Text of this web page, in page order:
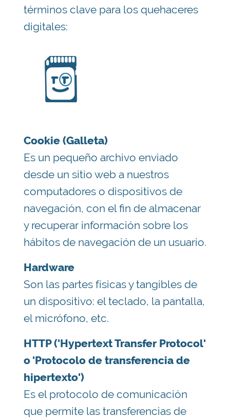
términos clave para los quehaceres
digitales:
Cookie (Galleta)
Es un pequeño archivo enviado
desde un sitio web a nuestros
computadores o dispositivos de
navegación, con el fin de almacenar
y recuperar información sobre los
hábitos de navegación de un usuario.
Hardware
Son las partes físicas y tangibles de
un dispositivo: el teclado, la pantalla,
el micrófono, etc.
HTTP ('Hypertext Transfer Protocol'
o 'Protocolo de transferencia de
hipertexto')
Es el protocolo de comunicación
que permite las transferencias de